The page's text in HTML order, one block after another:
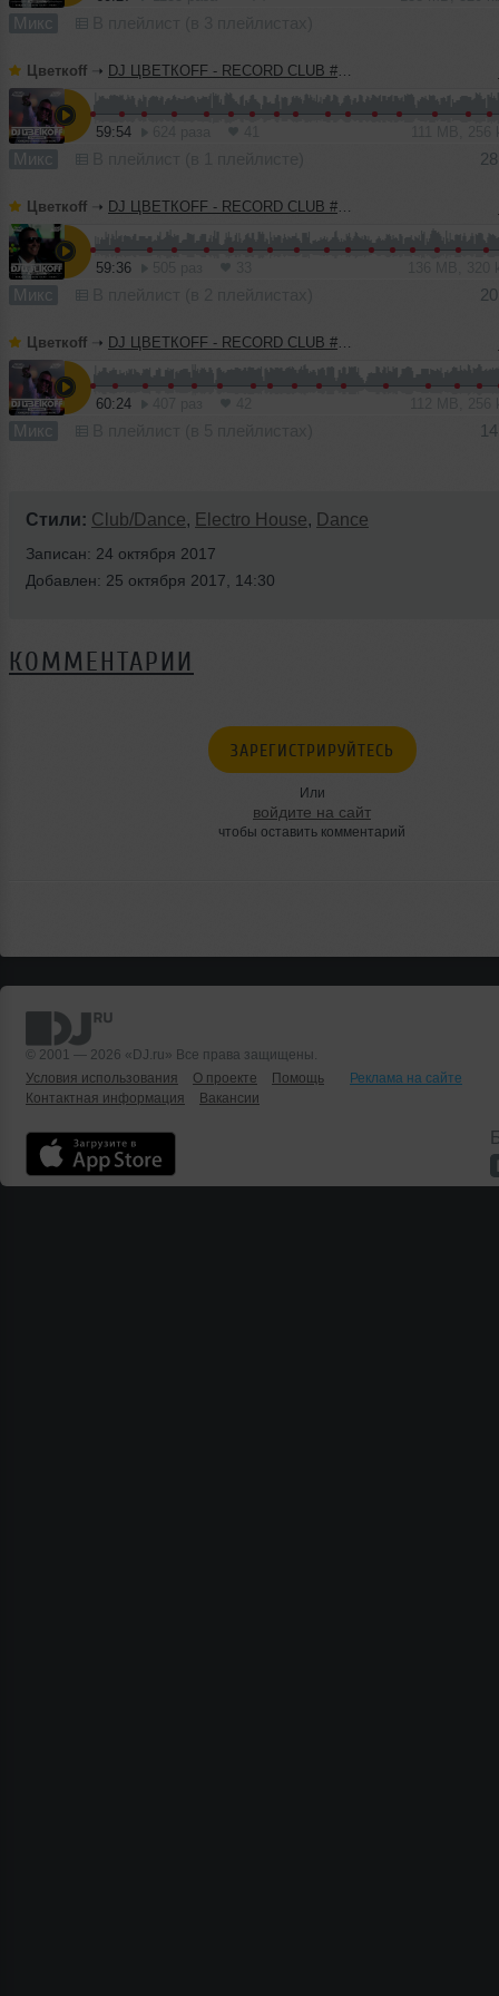
Микс
Цветкоff ➝ DJ ЦВЕТКОFF - RECORD CLUB #185 (24-04-2022)
59:54
Микс
Цветкоff ➝ DJ ЦВЕТКОFF - RECORD CLUB #184 (17-04-2022)
59:36
Микс
Цветкоff ➝ DJ ЦВЕТКОFF - RECORD CLUB #183 (10-04-2022)
60:24
Микс
Стили: Club/Dance, Electro House, Dance
Записан: 24 октября 2017
Добавлен: 25 октября 2017, 14:30
КОММЕНТАРИИ
ЗАРЕГИСТРИРУЙТЕСЬ
Или
войдите на сайт
чтобы оставить комментарий
© 2001 — 2026 «DJ.ru» Все права защищены.
Условия использования
О проекте Помощь
Реклама на сайте
Контактная информация
Вакансии